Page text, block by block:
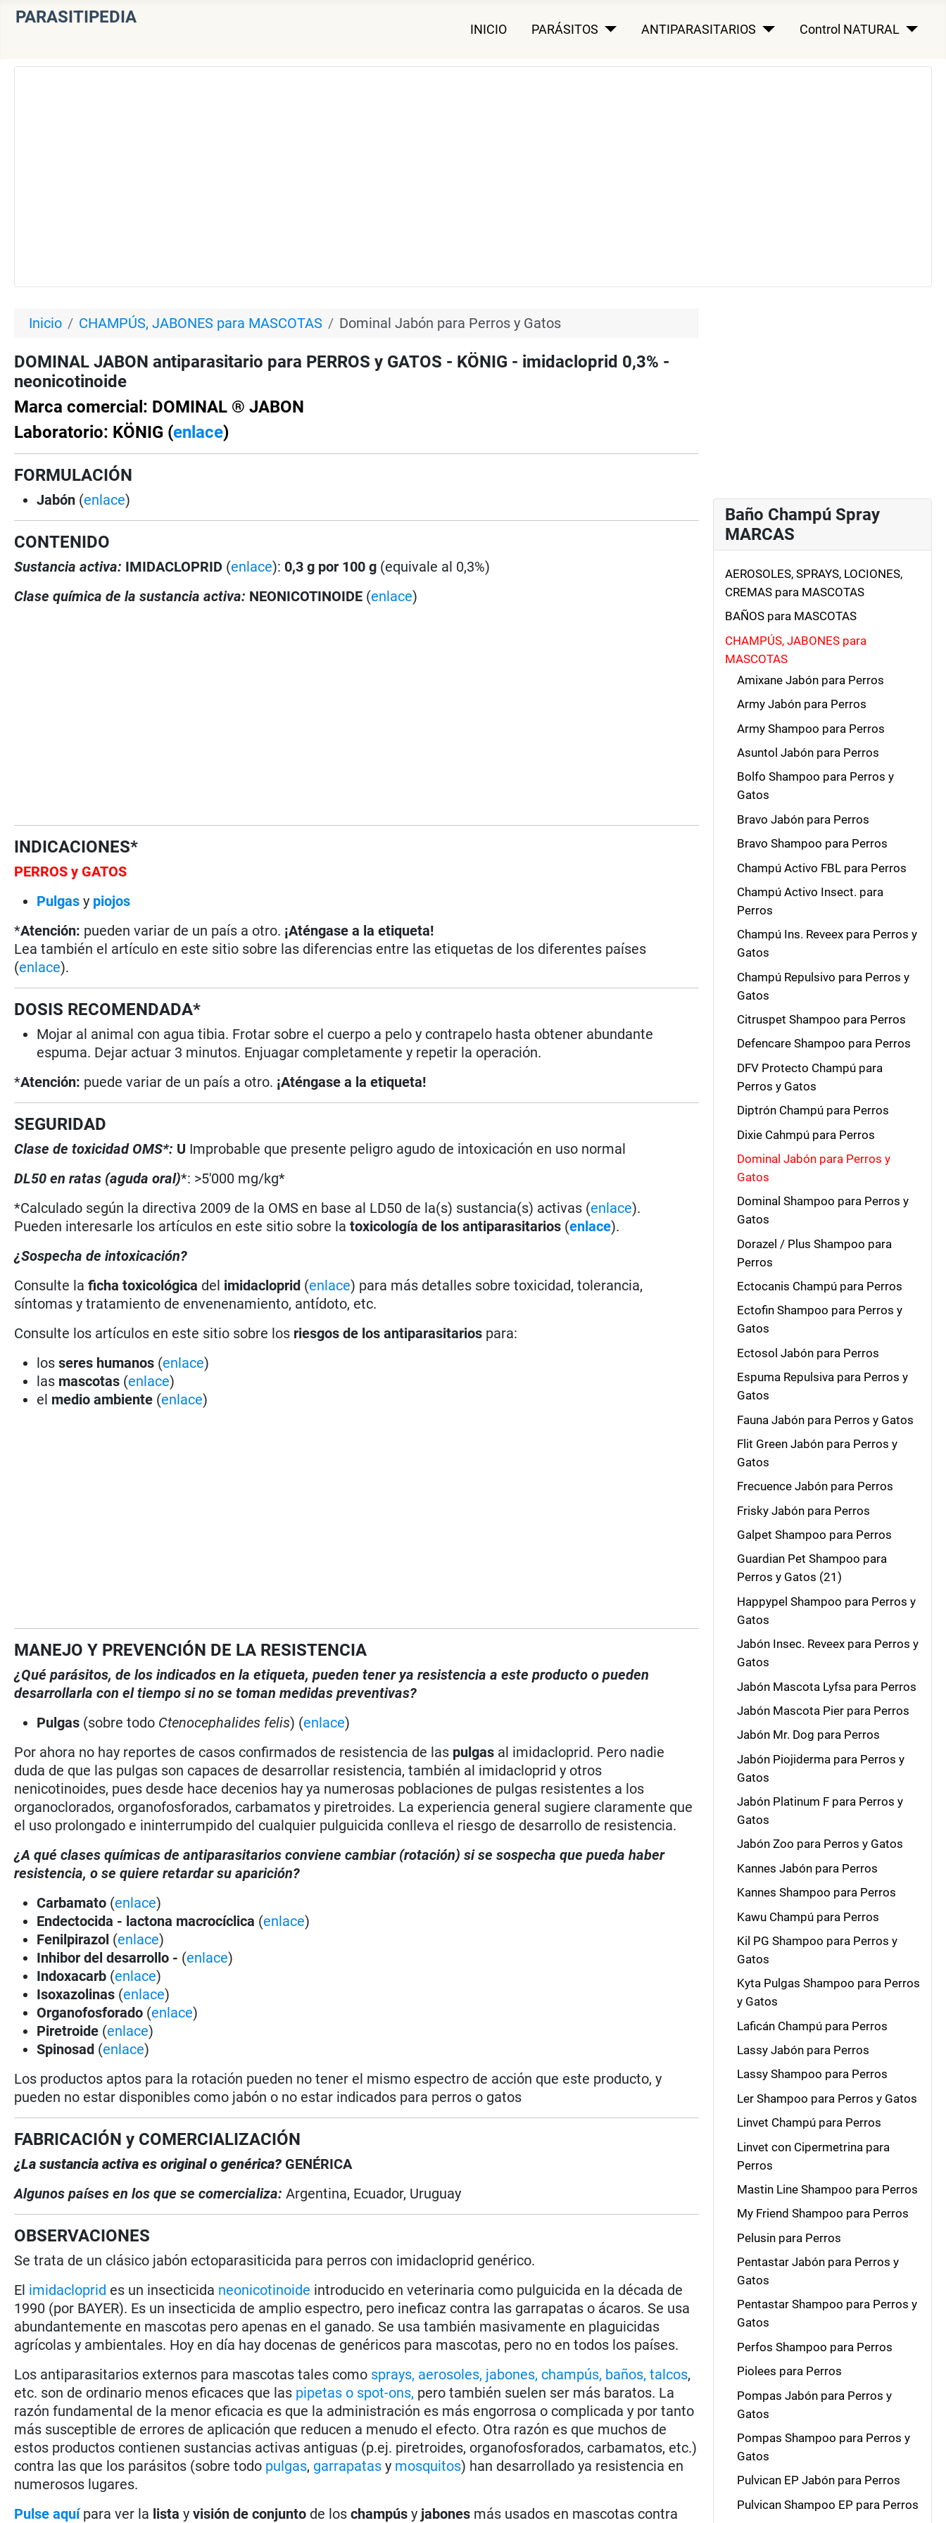
PARASITIPEDIA
INICIO PARÁSITOS ANTIPARASITARIOS Control NATURAL
Inicio CHAMPÚS, JABONES para MASCOTAS Dominal Jabón para Perros y Gatos
DOMINAL JABON antiparasitario para PERROS y GATOS - KÖNIG - imidacloprid 0,3% -
neonicotinoide
Marca comercial: DOMINAL ® JABON
Laboratorio: KÖNIG (enlace)
FORMULACIÓN
Jabón (enlace)
CONTENIDO
Sustancia activa: IMIDACLOPRID (enlace): 0,3 g por 100 g (equivale al 0,3%)
Clase química de la sustancia activa: NEONICOTINOIDE (enlace)
INDICACIONES*
PERROS y GATOS
Pulgas y piojos
*Atención: pueden variar de un país a otro. ¡Aténgase a la etiqueta!
Lea también el artículo en este sitio sobre las diferencias entre las etiquetas de los diferentes países
(enlace).
DOSIS RECOMENDADA*
Mojar al animal con agua tibia. Frotar sobre el cuerpo a pelo y contrapelo hasta obtener abundante
espuma. Dejar actuar 3 minutos. Enjuagar completamente y repetir la operación.
*Atención: puede variar de un país a otro. ¡Aténgase a la etiqueta!
SEGURIDAD
Clase de toxicidad OMS*: U Improbable que presente peligro agudo de intoxicación en uso normal
DL50 en ratas (aguda oral)*: >5'000 mg/kg*
*Calculado según la directiva 2009 de la OMS en base al LD50 de la(s) sustancia(s) activas (enlace).
Pueden interesarle los artículos en este sitio sobre la toxicología de los antiparasitarios (enlace).
¿Sospecha de intoxicación?
Consulte laficha toxicológica del imidacloprid (enlace) para más detalles sobre toxicidad, tolerancia,
síntomas y tratamiento de envenenamiento, antídoto, etc.
Consulte los artículos en este sitio sobre los riesgos de los antiparasitarios para:
losseres humanos (enlace)
las mascotas (enlace)
el medio ambiente (enlace)
MANEJO Y PREVENCIÓN DE LA RESISTENCIA
¿Qué parásitos, de los indicados en la etiqueta, pueden tener ya resistencia a este producto o pueden
desarrollarla con el tiempo si no se toman medidas preventivas?
Pulgas (sobre todo Ctenocephalides felis) (enlace)
Por ahora no hay reportes de casos confirmados de resistencia de las pulgas al imidacloprid. Pero nadie
duda de que las pulgas son capaces de desarrollar resistencia, también al imidacloprid y otros
nenicotinoides, pues desde hace decenios hay ya numerosas poblaciones de pulgas resistentes a los
organoclorados, organofosforados, carbamatos y piretroides. La experiencia general sugiere claramente que
el uso prolongado e ininterrumpido del cualquier pulguicida conlleva el riesgo de desarrollo de resistencia.
¿A qué clases químicas de antiparasitarios conviene cambiar (rotación) si se sospecha que pueda haber
resistencia, o se quiere retardar su aparición?
Carbamato (enlace)
Endectocida - lactona macrocíclica (enlace)
Fenilpirazol (enlace)
Inhibor del desarrollo - (enlace)
Indoxacarb (enlace)
Isoxazolinas (enlace)
Organofosforado (enlace)
Piretroide (enlace)
Spinosad (enlace)
Los productos aptos para la rotación pueden no tener el mismo espectro de acción que este producto, y
pueden no estar disponibles como jabón o no estar indicados para perros o gatos
FABRICACIÓN y COMERCIALIZACIÓN
¿La sustancia activa es original o genérica? GENÉRICA
Algunos países en los que se comercializa:Argentina, Ecuador, Uruguay
OBSERVACIONES
Se trata de un clásico jabón ectoparasiticida para perros con imidacloprid genérico.
El imidacloprid es un insecticida neonicotinoide introducido en veterinaria como pulguicida en la década de
1990 (por BAYER). Es un insecticida de amplio espectro, pero ineficaz contra las garrapatas o ácaros. Se usa
abundantemente en mascotas pero apenas en el ganado. Se usa también masivamente en plaguicidas
agrícolas y ambientales. Hoy en día hay docenas de genéricos para mascotas, pero no en todos los países.
Los antiparasitarios externos para mascotas tales como sprays, aerosoles, jabones, champús, baños, talcos,
etc. son de ordinario menos eficaces que las pipetas o spot-ons, pero también suelen ser más baratos. La
razón fundamental de la menor eficacia es que la administración es más engorrosa o complicada y por tanto
más susceptible de errores de aplicación que reducen a menudo el efecto. Otra razón es que muchos de
estos productos contienen sustancias activas antiguas (p.ej. piretroides, organofosforados, carbamatos, etc.)
contra las que los parásitos (sobre todo pulgas, garrapatas y mosquitos) han desarrollado ya resistencia en
numerosos lugares.
Pulse aquípara ver la lista yvisión de conjunto de loschampús y jabones más usados en mascotas contra
Baño Champú Spray
MARCAS
AEROSOLES, SPRAYS, LOCIONES,
CREMAS para MASCOTAS
BAÑOS para MASCOTAS
CHAMPÚS, JABONES para
MASCOTAS
Amixane Jabón para Perros
Army Jabón para Perros
Army Shampoo para Perros
Asuntol Jabón para Perros
Bolfo Shampoo para Perros y
Gatos
Bravo Jabón para Perros
Bravo Shampoo para Perros
Champú Activo FBL para Perros
Champú Activo Insect. para
Perros
Champú Ins. Reveex para Perros y
Gatos
Champú Repulsivo para Perros y
Gatos
Citruspet Shampoo para Perros
Defencare Shampoo para Perros
DFV Protecto Champú para
Perros y Gatos
Diptrón Champú para Perros
Dixie Cahmpú para Perros
Dominal Jabón para Perros y
Gatos
Dominal Shampoo para Perros y
Gatos
Dorazel / Plus Shampoo para
Perros
Ectocanis Champú para Perros
Ectofin Shampoo para Perros y
Gatos
Ectosol Jabón para Perros
Espuma Repulsiva para Perros y
Gatos
Fauna Jabón para Perros y Gatos
Flit Green Jabón para Perros y
Gatos
Frecuence Jabón para Perros
Frisky Jabón para Perros
Galpet Shampoo para Perros
Guardian Pet Shampoo para
Perros y Gatos (21)
Happypel Shampoo para Perros y
Gatos
Jabón Insec. Reveex para Perros y
Gatos
Jabón Mascota Lyfsa para Perros
Jabón Mascota Pier para Perros
Jabón Mr. Dog para Perros
Jabón Piojiderma para Perros y
Gatos
Jabón Platinum F para Perros y
Gatos
Jabón Zoo para Perros y Gatos
Kannes Jabón para Perros
Kannes Shampoo para Perros
Kawu Champú para Perros
Kil PG Shampoo para Perros y
Gatos
Kyta Pulgas Shampoo para Perros
y Gatos
Laficán Champú para Perros
Lassy Jabón para Perros
Lassy Shampoo para Perros
Ler Shampoo para Perros y Gatos
Linvet Champú para Perros
Linvet con Cipermetrina para
Perros
Mastin Line Shampoo para Perros
My Friend Shampoo para Perros
Pelusin para Perros
Pentastar Jabón para Perros y
Gatos
Pentastar Shampoo para Perros y
Gatos
Perfos Shampoo para Perros
Piolees para Perros
Pompas Jabón para Perros y
Gatos
Pompas Shampoo para Perros y
Gatos
Pulvican EP Jabón para Perros
Pulvican Shampoo EP para Perros